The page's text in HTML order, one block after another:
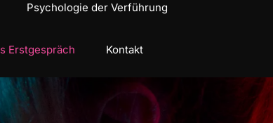
Psychologie der Verführung
Erstgespräch Kontakt